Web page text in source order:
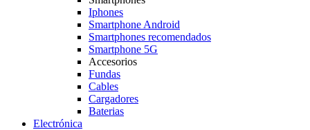
Iphones
Smartphone Android
Smartphones recomendados
Smartphone 5G
Accesorios
Fundas
Cables
Cargadores
Baterias
Electrónica